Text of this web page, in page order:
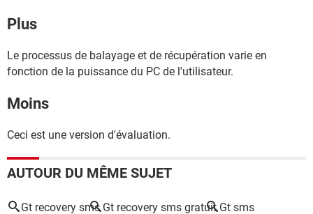
Plus
Le processus de balayage et de récupération varie en
fonction de la puissance du PC de l'utilisateur.
Moins
Ceci est une version d'évaluation.
AUTOUR DU MÊME SUJET
Gt recovery sms Gt recovery sms gratuit Gt sms